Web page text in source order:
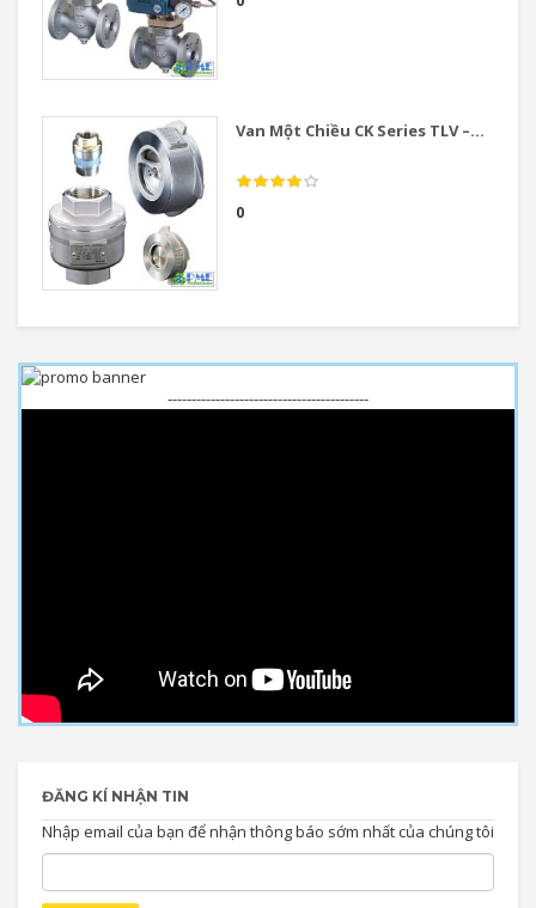
Van Một Chiều CK Series TLV –...
0
------------------------------------------
ĐĂNG KÍ NHẬN TIN
Nhập email của bạn để nhận thông báo sớm nhất của chúng tôi